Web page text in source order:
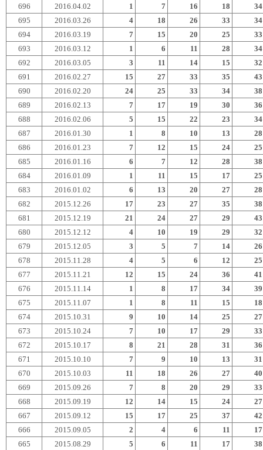
696
2016.04.02 1 7 16 18
34
695
2016.03.26 4 18 26 33
34
694
2016.03.19 7 15 20 25
33
693
2016.03.12 1 6 11 28
34
692
2016.03.05 3 11 14 15
32
691
2016.02.27 15 27 33 35
43
690
2016.02.20 24 25 33 34
38
689
2016.02.13 7 17 19 30
36
688
2016.02.06 5 15 22 23
34
687
2016.01.30 1 8 10 13
28
686
2016.01.23 7 12 15 24
25
685
2016.01.16 6 7 12 28
38
684
2016.01.09 1 11 15 17
25
683
2016.01.02 6 13 20 27
28
682
2015.12.26 17 23 27 35
38
681
2015.12.19 21 24 27 29
43
680
2015.12.12 4 10 19 29
32
679
2015.12.05 3 5 7 14
26
678
2015.11.28 4 5 6 12
25
677
2015.11.21 12 15 24 36
41
676
2015.11.14 1 8 17 34
39
675
2015.11.07 1 8 11 15
18
674
2015.10.31 9 10 14 25
27
673
2015.10.24 7 10 17 29
33
672
2015.10.17 8 21 28 31
36
671
2015.10.10 7 9 10 13
31
670
2015.10.03 11 18 26 27
40
669
2015.09.26 7 8 20 29
33
668
2015.09.19 12 14 15 24
27
667
2015.09.12 15 17 25 37
42
666
2015.09.05 2 4 6 11
17
665
2015.08.29 5 6 11 17
38